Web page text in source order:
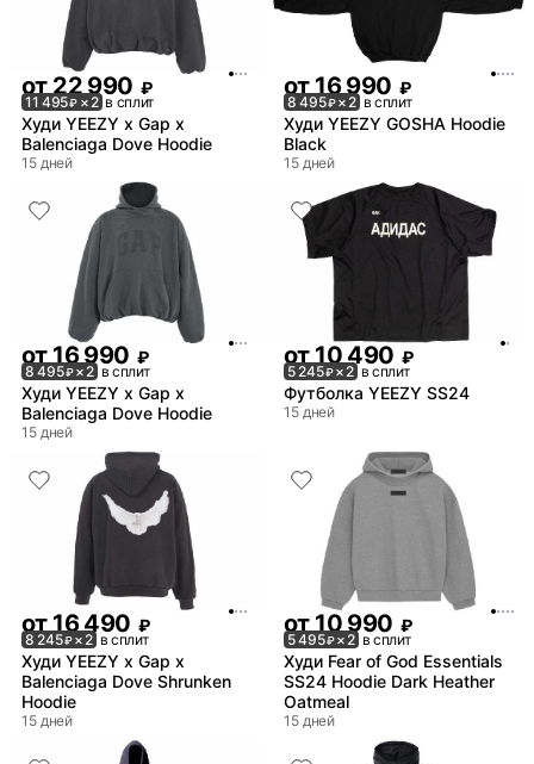
от22 990 ₽
11 495₽ × 2 в сплит
Худи YEEZY x Gap x
Balenciaga Dove Hoodie
15 дней
от16 990 ₽
8 495₽× 2 в сплит
Худи YEEZY GOSHA Hoodie
Black
15 дней
от 16 990 ₽
8 495₽× 2 в сплит
Худи YEEZY x Gap x
Balenciaga Dove Hoodie
15 дней
от 10 490 ₽
5 245₽× 2 в сплит
Футболка YEEZY SS24
15 дней
от16 490 ₽
8 245₽× 2 в сплит
Худи YEEZY x Gap x
Balenciaga Dove Shrunken
Hoodie
15 дней
от10 990 ₽
5 495₽× 2 в сплит
Худи Fear of God Essentials
SS24 Hoodie Dark Heather
Oatmeal
15 дней